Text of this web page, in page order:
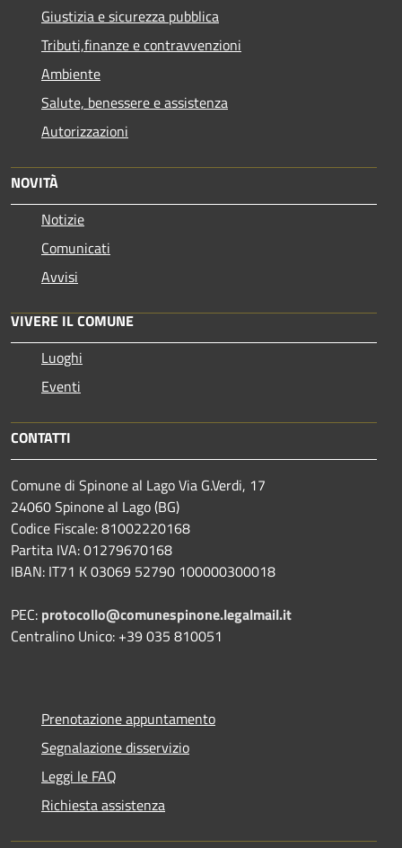
Giustizia e sicurezza pubblica
Tributi,finanze e contravvenzioni
Ambiente
Salute, benessere e assistenza
Autorizzazioni
NOVITÀ
Notizie
Comunicati
Avvisi
VIVERE IL COMUNE
Luoghi
Eventi
CONTATTI
Comune di Spinone al Lago Via G.Verdi, 17
24060 Spinone al Lago (BG)
Codice Fiscale: 81002220168
Partita IVA: 01279670168
IBAN: IT71 K 03069 52790 100000300018
PEC: protocollo@comunespinone.legalmail.it
Centralino Unico: +39 035 810051
Prenotazione appuntamento
Segnalazione disservizio
Leggi le FAQ
Richiesta assistenza